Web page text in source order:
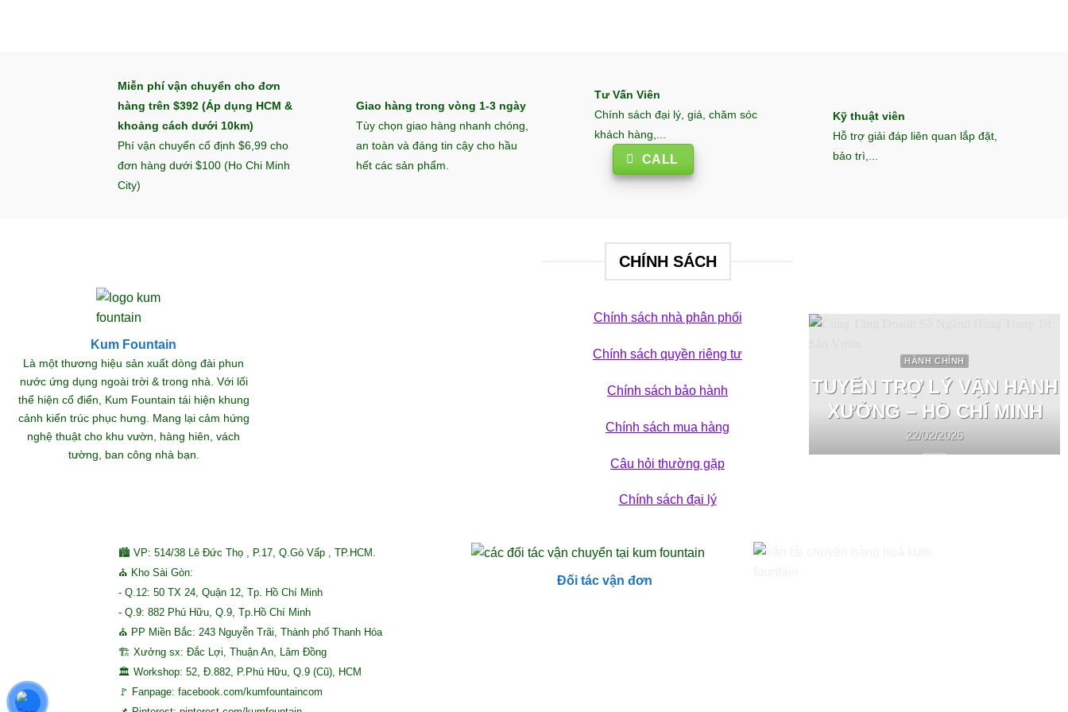
Miễn phí vận chuyển cho đơn
hàng trên $392 (Áp dụng HCM &
khoảng cách dưới 10km)
Phí vận chuyển cố định $6,99 cho
đơn hàng dưới $100 (Ho Chi Minh
City)
Giao hàng trong vòng 1-3 ngày
Tùy chọn giao hàng nhanh chóng,
an toàn và đáng tin cậy cho hầu
hết các sản phẩm.
Tư Vấn Viên
Chính sách đại lý, giá, chăm sóc
khách hàng,...
CALL
Kỹ thuật viên
Hỗ trợ giải đáp liên quan lắp đặt,
bảo trì,...
Kum Fountain
Là một thương hiệu sản xuất dòng đài phun
nước ứng dụng ngoài trời & trong nhà. Với lối
thể hiện cổ điển, Kum Fountain tái hiện khung
cảnh kiến trúc phục hưng. Mang lại cảm hứng
nghệ thuật cho khu vườn, hàng hiên, vách
tường, ban công nhà bạn.
CHÍNH SÁCH
Chính sách nhà phân phối
Chính sách quyền riêng tư
Chính sách bảo hành
Chính sách mua hàng
Câu hỏi thường gặp
Chính sách đại lý
HÀNH CHÍNH
TUYỂN TRỢ LÝ VẬN HÀNH
XƯỞNG – HỒ CHÍ MINH
22/02/2026
🏙 VP: 514/38 Lê Đức Thọ , P.17, Q.Gò Vấp , TP.HCM.
⛪ Kho Sài Gòn:
- Q.12: 50 TX 24, Quận 12, Tp. Hồ Chí Minh
- Q.9: 882 Phú Hữu, Q.9, Tp.Hồ Chí Minh
⛪ PP Miền Bắc: 243 Nguyễn Trãi, Thành phố Thanh Hóa
🏗 Xưởng sx: Đắc Lợi, Thuận An, Lâm Đồng
🏛 Workshop: 52, Đ.882, P.Phú Hữu, Q.9 (Cũ), HCM
🚩 Fanpage: facebook.com/kumfountaincom
Đối tác vận đơn